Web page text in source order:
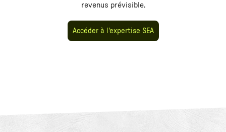
revenus prévisible.
Accéder à l'expertise SEA